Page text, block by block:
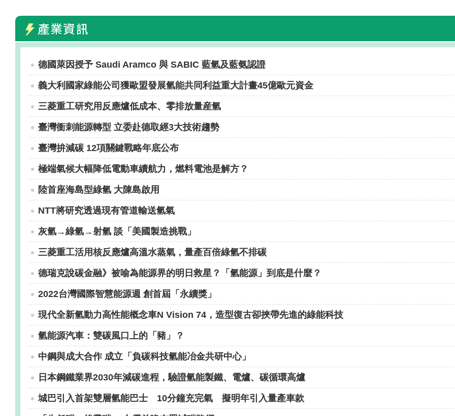
產業資訊
德國萊因授予 Saudi Aramco 與 SABIC 藍氫及藍氨認證
義大利國家綠能公司獲歐盟發展氫能共同利益重大計畫45億歐元資金
三菱重工研究用反應爐低成本、零排放量産氫
臺灣衝刺能源轉型 立委赴德取經3大技術趨勢
臺灣拚減碳 12項關鍵戰略年底公布
極端氣候大幅降低電動車續航力，燃料電池是解方？
陸首座海島型綠氫 大陳島啟用
NTT將研究透過現有管道輸送氫氣
灰氫→綠氫→射氫 談「美國製造挑戰」
三菱重工活用核反應爐高溫水蒸氣，量產百倍綠氫不排碳
德瑞克說碳金融》被喻為能源界的明日救星？「氫能源」到底是什麼？
2022台灣國際智慧能源週 創首屆「永續獎」
現代全新氫動力高性能概念車N Vision 74，造型復古卻挾帶先進的綠能科技
氫能源汽車：雙碳風口上的「豬」？
中鋼與成大合作 成立「負碳科技氫能冶金共研中心」
日本鋼鐵業界2030年減碳進程，驗證氫能製鐵、電爐、碳循環高爐
城巴引入首架雙層氫能巴士 10分鐘充完氣 擬明年引入量產車款